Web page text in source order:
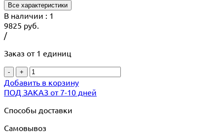
Все характеристики
В наличии : 1
9825 руб.
/
Заказ от 1 единиц
- +
Добавить в корзину
ПОД ЗАКАЗ от 7-10 дней
Способы доставки
Самовывоз